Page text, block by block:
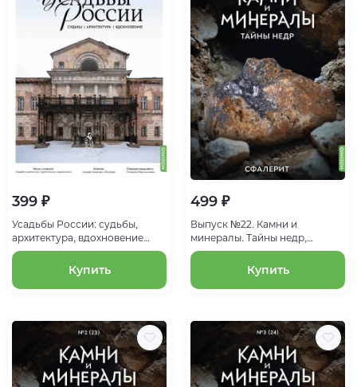
399 ₽
Усадьбы России: судьбы,
архитектура, вдохновение
№62, Усадьба Алексино
Купить
499 ₽
Выпуск №22. Камни и
минералы. Тайны недр,
Сфалерит
Купить